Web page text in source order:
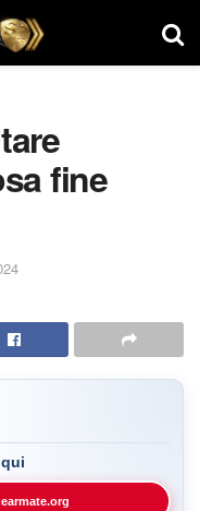
fine